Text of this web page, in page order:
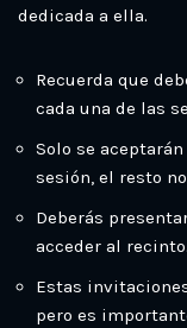
dedicada a ella.
Recuerda que
cada una de las
Solo se
sesión, el resto
Deberás
acceder al recinto.
Estas
pero es